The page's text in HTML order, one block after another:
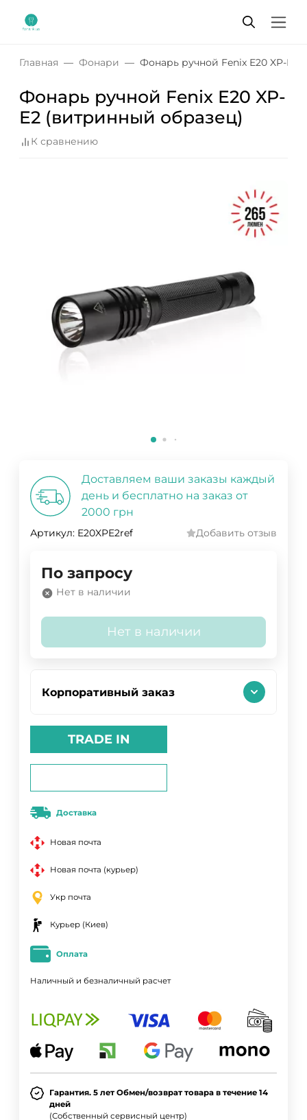
Главная Фонари Фонарь ручной Fenix E20 XP-E2
Фонарь ручной Fenix E20 XP-
E2 (витринный образец)
К сравнению
Доставляем ваши заказы каждый
день и бесплатно на заказ от
2000 грн
Артикул: E20XPE2ref Добавить отзыв
По запросу
Нет в наличии
Нет в наличии
Корпоративный заказ
TRADE IN
Доставка
Новая почта
Новая почта (курьер)
Укр почта
Курьер (Киев)
Оплата
Наличный и безналичный расчет
Гарантия. 5 лет Обмен/возврат товара в течение 14
дней
(Собственный сервисный центр)